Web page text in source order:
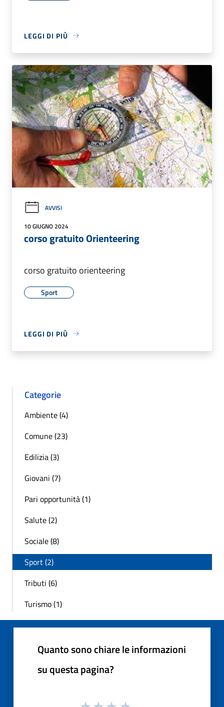
LEGGI DI PIÙ
AVVISI
10 GIUGNO 2024
corso gratuito Orienteering
corso gratuito orienteering
Sport
LEGGI DI PIÙ
Categorie
Ambiente (4)
Comune (23)
Edilizia (3)
Giovani (7)
Pari opportunità (1)
Salute (2)
Sociale (8)
Sport (2)
Tributi (6)
Turismo (1)
Quanto sono chiare le informazioni
su questa pagina?